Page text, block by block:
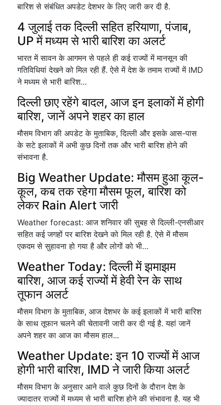
बारिश से संबंधित अपडेट देशभर के लिए जारी कर दी है.
4 जुलाई तक दिल्ली सहित हरियाणा, पंजाब,
UP में मध्यम से भारी बारिश का अलर्ट
भारत में सावन के आगमन से पहले ही कई राज्यों में मानसून की
गतिविधियां देखने को मिल रही हैं. ऐसे में देश के तमाम राज्यों में IMD
ने मध्यम से भारी बारिश…
दिल्ली छाए रहेंगे बादल, आज इन इलाकों में होगी
बारिश, जानें अपने शहर का हाल
मौसम विभाग की अपडेट के मुताबिक, दिल्ली और इसके आस-पास
के सटे इलाकों में अभी कुछ दिनों तक और भारी बारिश होने की
संभावना है.
Big Weather Update: मौसम हुआ कूल-
कूल, कब तक रहेगा मौसम फूल, बारिश को
लेकर Rain Alert जारी
Weather forecast: आज शनिवार की सुबह से दिल्ली-एनसीआर
सहित कई जगहों पर बारिश देखने को मिल रही है. ऐसे में मौसम
एकदम से सुहावना हो गया है और लोगों को भी…
Weather Today: दिल्ली में झमाझम
बारिश, आज कई राज्यों में हेवी रेन के साथ
तूफान अलर्ट
मौसम विभाग के मुताबिक, आज देशभर के कई इलाकों में भारी बारिश
के साथ तूफान चलने की चेतावनी जारी कर दी गई है. यहां जानें
अपने शहर का आज का मौसम हाल...
Weather Update: इन 10 राज्यों में आज
होगी भारी बारिश, IMD ने जारी किया अलर्ट
मौसम विभाग के अनुसार आने वाले कुछ दिनों के दौरान देश के
ज्यादातर राज्यों में मध्यम से भारी बारिश होने की संभावना है. यह भी